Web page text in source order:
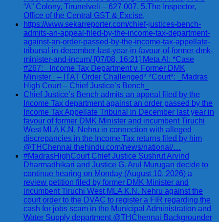
“A” Colony, Tirunelveli – 627 007. 5.The Inspector,
Office of the Central GST & Excise,
https://www.sekarreporter.com/chief-justices-bench-
admits-an-appeal-filed-by-the-income-tax-department-
against-an-order-passed-by-the-income-tax-appellate-
tribunal-in-december-last-year-in-favour-of-former-dmk-
minister-and-incum/ [07/08, 16:21] Meta AI: *Case
#267: _Income Tax Department v. Former DMK
Minister_ – ITAT Order Challenged* *Court*: _Madras
High Court – Chief Justice’s Bench_
Chief Justice’s Bench admits an appeal filed by the
Income Tax department against an order passed by the
Income Tax Appellate Tribunal in December last year in
favour of former DMK Minister and incumbent Tiruchi
West MLA K.N. Nehru in connection with alleged
discrepancies in the Income Tax returns filed by him
@THChennai thehindu.com/news/national/…
#MadrasHighCourt Chief Justice Sushrut Arvind
Dharmadhikari and Justice G. Arul Murugan decide to
continue hearing on Monday (August 10, 2026) a
review petition filed by former DMK Minister and
incumbent Tiruchi West MLA K.N. Nehru against the
court order to the DVAC to register a FIR regarding the
cash for jobs scam in the Municipal Administration and
Water Supply department @THChennai Backgrounder